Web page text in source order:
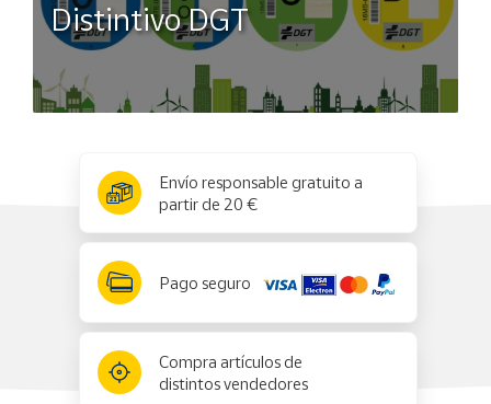
Distintivo DGT
Envío responsable gratuito a
partir de 20 €
Pago seguro
Compra artículos de
distintos vendedores